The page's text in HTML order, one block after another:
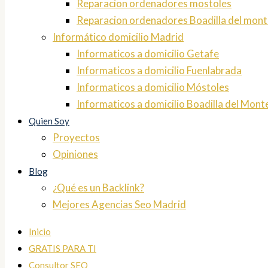
Reparacion ordenadores mostoles
Reparacion ordenadores Boadilla del
Informático domicilio Madrid
Informaticos a domicilio Getafe
Informaticos a domicilio Fuenlabrada
Informaticos a domicilio Móstoles
Informaticos a domicilio Boadilla del
Quien Soy
Proyectos
Opiniones
Blog
¿Qué es un Backlink?
Mejores Agencias Seo Madrid
Inicio
GRATIS PARA TI
Consultor SEO